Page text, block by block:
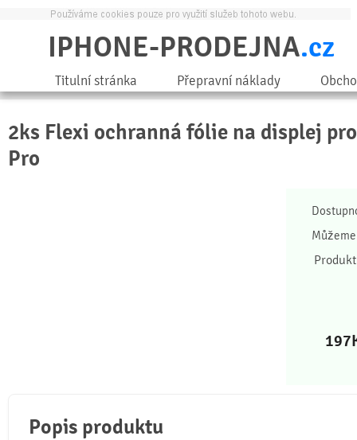
IPHONE-PRODEJNA.cz
Titulní stránka Přepravní náklady
2ks Flexi ochranná fólie na displej
Pro
197
Popis produktu